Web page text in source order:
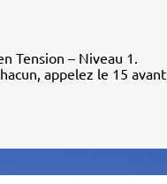
Tension – Niveau 1.
appelez le 15 avant